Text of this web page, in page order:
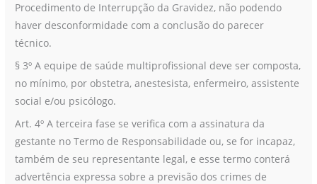
Procedimento de Interrupção da Gravidez, não podendo
haver desconformidade com a conclusão do parecer
técnico.
§ 3º A equipe de saúde multiprofissional deve ser composta,
no mínimo, por obstetra, anestesista, enfermeiro, assistente
social e/ou psicólogo.
Art. 4º A terceira fase se verifica com a assinatura da
gestante no Termo de Responsabilidade ou, se for incapaz,
também de seu representante legal, e esse termo conterá
advertência expressa sobre a previsão dos crimes de